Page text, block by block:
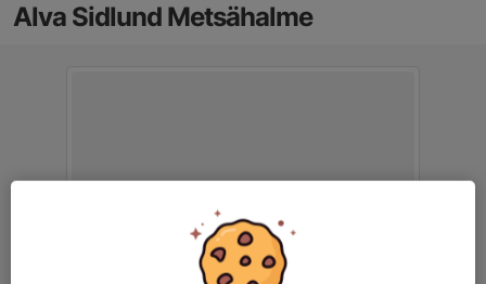
Alva Sidlund Metsähalme